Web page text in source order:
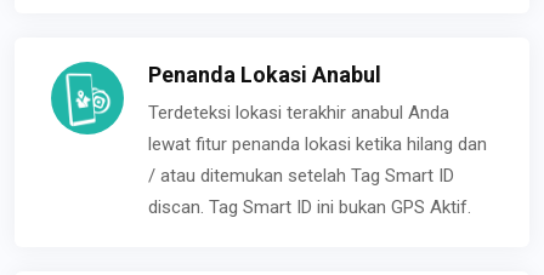
Penanda Lokasi Anabul
Terdeteksi lokasi terakhir anabul Anda
lewat fitur penanda lokasi ketika hilang dan
/ atau ditemukan setelah Tag Smart ID
discan. Tag Smart ID ini bukan GPS Aktif.